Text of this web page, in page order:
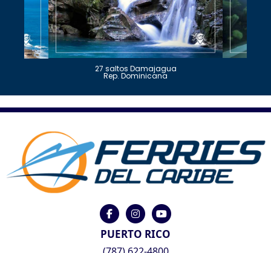
27 saltos Damajagua
Rep. Dominicana
PUERTO RICO